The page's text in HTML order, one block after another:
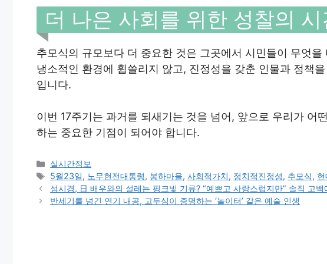
더 나은 사회를 위한 성찰의 시
추모식의 규모보다 더 중요한 것은 그곳에서 시민들이 무엇
냉소적인 환경에 휩쓸리지 않고, 진정성을 갖춘 인물과 정책
입니다.
이번 17주기는 과거를 되새기는 것을 넘어, 앞으로 우리가 어
하는 중요한 기점이 되어야 합니다.
Categories
실시간정보
Tags
5월23일, 노무현전대통령, 봉하마을,사회적가치, 정치적진정성, 추모식, 현
성시경, 日 배우와의 설레는 핑크빛 기류? “예쁘고 사랑스럽지만” 솔직 고백
반세기를 넘긴 연기 내공, 고두심이 증명하는 ‘놀이터’ 같은 예술 인생